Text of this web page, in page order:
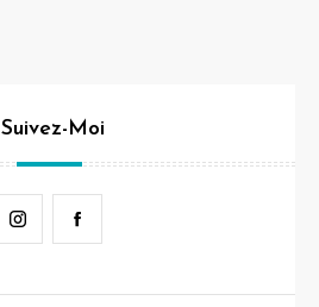
Suivez-Moi
Instagram